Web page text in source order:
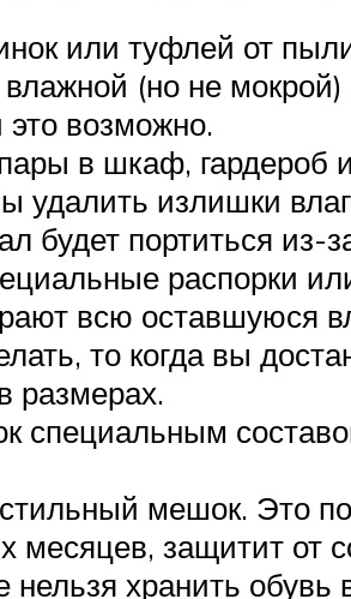
или туфлей от
(но не мокрой)
это возможно.
в шкаф,
удалить излишки
будет портиться из-
распорки
всю оставшуюся
то когда вы
размерах.
специальным
мешок. Это
месяцев, защитит от
хранить обувь